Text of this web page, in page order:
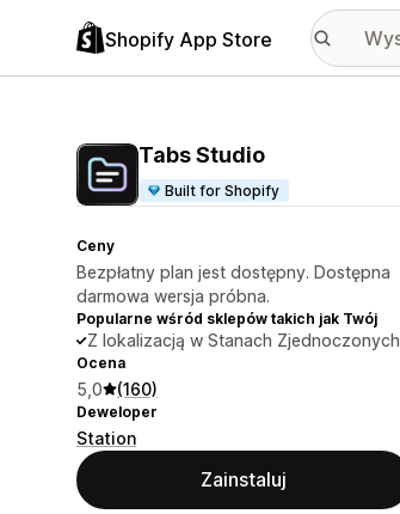
Shopify App Store
Tabs Studio
Built for Shopify
Ceny
Bezpłatny plan jest dostępny. Dostępna
darmowa wersja próbna.
Popularne wśród sklepów takich jak Twój
Z lokalizacją w Stanach Zjednoczonych
Ocena
5,0 (160)
Deweloper
Station
Zainstaluj